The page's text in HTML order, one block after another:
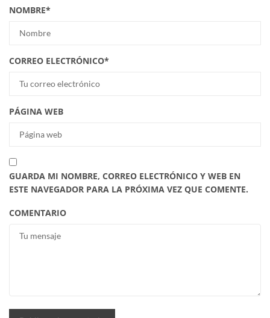
NOMBRE*
CORREO ELECTRÓNICO*
PÁGINA WEB
GUARDA MI NOMBRE, CORREO ELECTRÓNICO Y WEB EN
ESTE NAVEGADOR PARA LA PRÓXIMA VEZ QUE COMENTE.
COMENTARIO